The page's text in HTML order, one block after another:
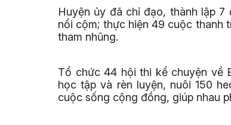
Huyện ủy đã chỉ đạo, thành lập
nổi cộm; thực hiện 49 cuộc thanh
tham nhũng.
Tổ chức 44 hội thi kể chuyện về
học tập và rèn luyện, nuôi 150
cuộc sống cộng đồng, giúp nhau